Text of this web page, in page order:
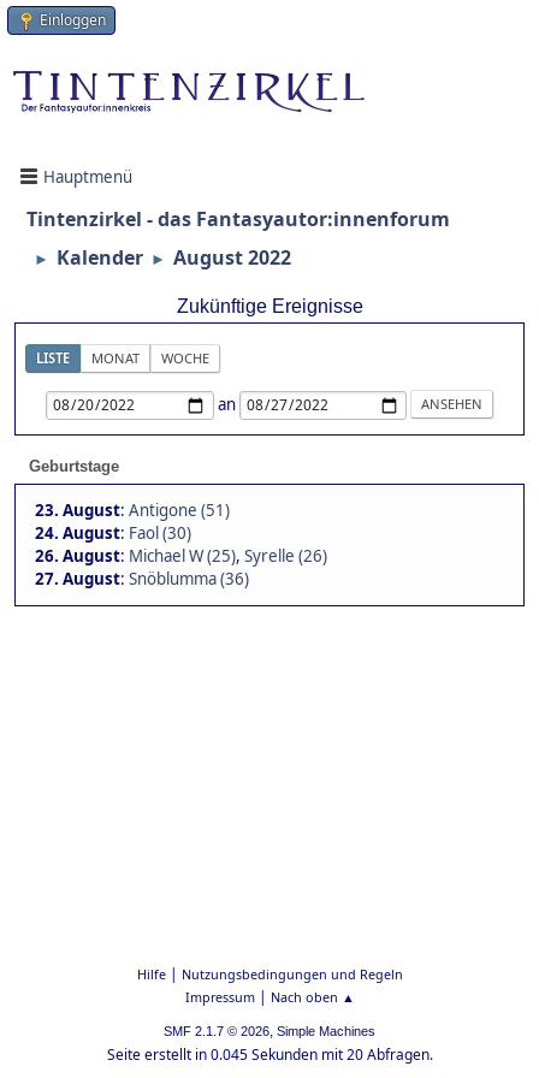
Einloggen
Hauptmenü
Tintenzirkel - das Fantasyautor:innenforum
► Kalender ► August 2022
Zukünftige Ereignisse
LISTE MONAT WOCHE
an
Geburtstage
23. August: Antigone (51)
24. August: Faol (30)
26. August: Michael W (25), Syrelle (26)
27. August: Snöblumma (36)
Hilfe| Nutzungsbedingungen und Regeln
Impressum| Nach oben ▲
SMF 2.1.7 © 2026, Simple Machines
Seite erstellt in 0.045 Sekunden mit 20 Abfragen.